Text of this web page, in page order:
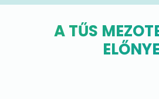
A TŰS
ELŐNYE